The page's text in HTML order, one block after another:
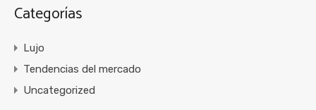
Categorías
Lujo
Tendencias del mercado
Uncategorized